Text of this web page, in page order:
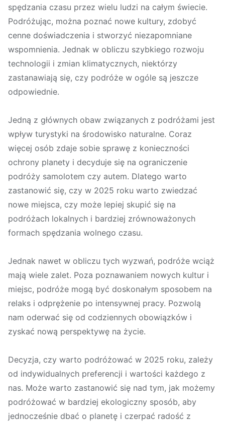
spędzania czasu przez wielu ludzi na całym świecie.
Podróżując, można poznać nowe kultury, zdobyć
cenne doświadczenia i stworzyć niezapomniane
wspomnienia. Jednak w obliczu szybkiego rozwoju
technologii i zmian klimatycznych, niektórzy
zastanawiają się, czy podróże w ogóle są jeszcze
odpowiednie.
Jedną z głównych obaw związanych z podróżami jest
wpływ turystyki na środowisko naturalne. Coraz
więcej osób zdaje sobie sprawę z konieczności
ochrony planety i decyduje się na ograniczenie
podróży samolotem czy autem. Dlatego warto
zastanowić się, czy w 2025 roku warto zwiedzać
nowe miejsca, czy może lepiej skupić się na
podróżach lokalnych i bardziej zrównoważonych
formach spędzania wolnego czasu.
Jednak nawet w obliczu tych wyzwań, podróże wciąż
mają wiele zalet. Poza poznawaniem nowych kultur i
miejsc, podróże mogą być doskonałym sposobem na
relaks i odprężenie po intensywnej pracy. Pozwolą
nam oderwać się od codziennych obowiązków i
zyskać nową perspektywę na życie.
Decyzja, czy warto podróżować w 2025 roku, zależy
od indywidualnych preferencji i wartości każdego z
nas. Może warto zastanowić się nad tym, jak możemy
podróżować w bardziej ekologiczny sposób, aby
jednocześnie dbać o planetę i czerpać radość z